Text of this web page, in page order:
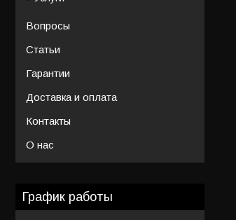
Вопросы
Статьи
Гарантии
Доставка и оплата
Контакты
О нас
График работы